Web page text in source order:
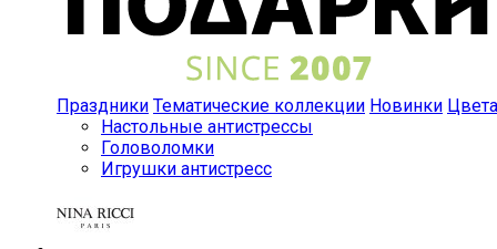
Праздники Тематические коллекции Новинки Цвета
Настольные антистрессы
Головоломки
Игрушки антистресс